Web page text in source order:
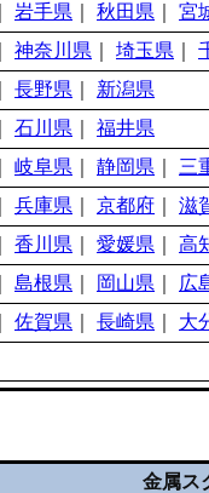
岩手県 秋田県 宮
神奈川県 埼玉県
長野県
新潟県
石川県
福井県
岐阜県 静岡県
三
兵庫県 京都府 滋
香川県 愛媛県
高
島根県 岡山県 広
佐賀県 長崎県 大
金属ス